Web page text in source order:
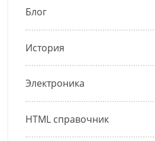
Блог
История
Электроника
HTML справочник